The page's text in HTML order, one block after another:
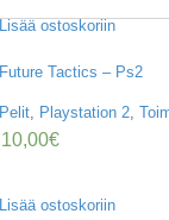
Lisää ostoskoriin
Future Tactics – Ps2
Pelit, Playstation 2,
10,00€
Lisää ostoskoriin